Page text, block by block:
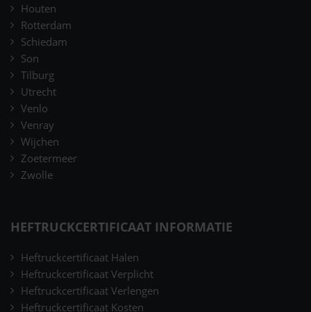
Houten
Rotterdam
Schiedam
Son
Tilburg
Utrecht
Venlo
Venray
Wijchen
Zoetermeer
Zwolle
HEFTRUCKCERTIFICAAT INFORMATIE
Heftruckcertificaat Halen
Heftruckcertificaat Verplicht
Heftruckcertificaat Verlengen
Heftruckcertificaat Kosten